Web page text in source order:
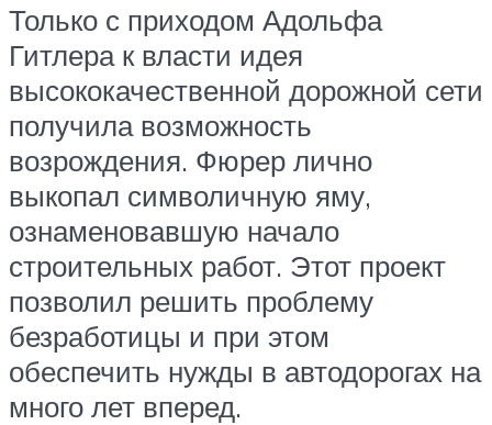
Только с приходом Адольфа
Гитлера к власти идея
высококачественной дорожной сети
получила возможность
возрождения. Фюрер лично
выкопал символичную яму,
ознаменовавшую начало
строительных работ. Этот проект
позволил решить проблему
безработицы и при этом
обеспечить нужды в автодорогах на
много лет вперед.